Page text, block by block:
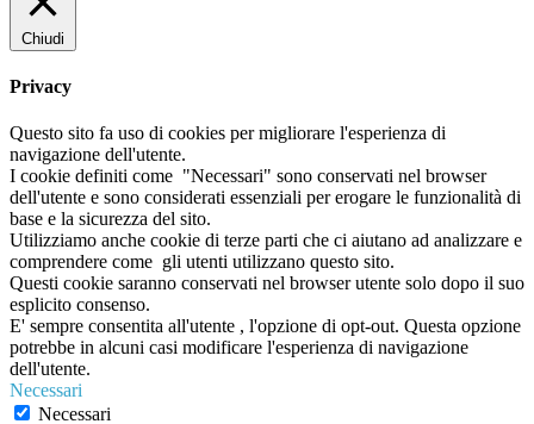
Chiudi
Privacy
Questo sito fa uso di cookies per migliorare l'esperienza di
navigazione dell'utente.
I cookie definiti come "Necessari" sono conservati nel browser
dell'utente e sono considerati essenziali per erogare le funzionalità di
base e la sicurezza del sito.
Utilizziamo anche cookie di terze parti che ci aiutano ad analizzare e
comprendere come gli utenti utilizzano questo sito.
Questi cookie saranno conservati nel browser utente solo dopo il suo
esplicito consenso.
E' sempre consentita all'utente , l'opzione di opt-out. Questa opzione
potrebbe in alcuni casi modificare l'esperienza di navigazione
dell'utente.
Necessari
Necessari